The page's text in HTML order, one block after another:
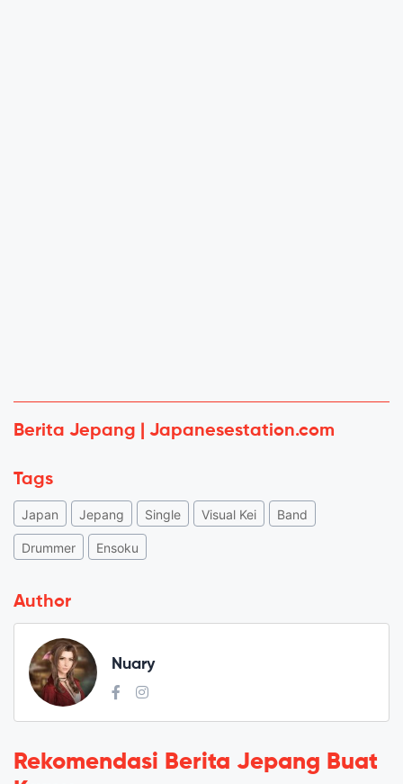
Berita Jepang | Japanesestation.com
Tags
Japan Jepang Single Visual Kei Band
Drummer Ensoku
Author
Nuary
Rekomendasi Berita Jepang Buat